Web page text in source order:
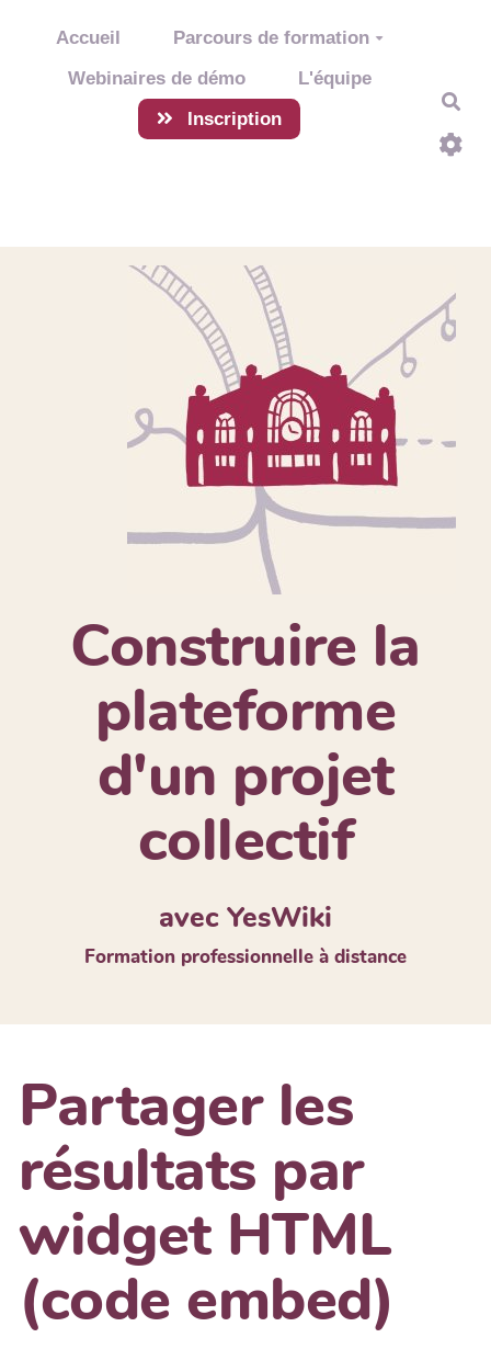
Aller au contenu principal
Accueil
Parcours de formation
Webinaires de démo
L'équipe
Inscription
Construire la
plateforme
d'un projet
collectif
avec YesWiki
Formation professionnelle à distance
Partager les
résultats par
widget HTML
(code embed)